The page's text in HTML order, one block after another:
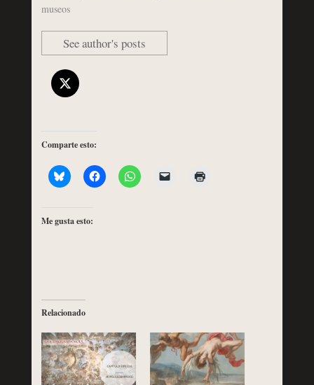
museos
See author's posts
Comparte esto:
Me gusta esto:
Relacionado